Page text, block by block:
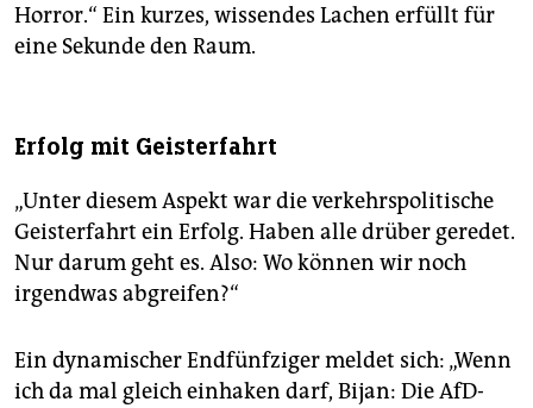
Horror.“ Ein kurzes, wissendes Lachen erfüllt für
eine Sekunde den Raum.
Erfolg mit Geisterfahrt
„Unter diesem Aspekt war die verkehrspolitische
Geisterfahrt ein Erfolg. Haben alle drüber geredet.
Nur darum geht es. Also: Wo können wir noch
irgendwas abgreifen?“
Ein dynamischer Endfünfziger meldet sich: „Wenn
ich da mal gleich einhaken darf, Bijan: Die AfD-